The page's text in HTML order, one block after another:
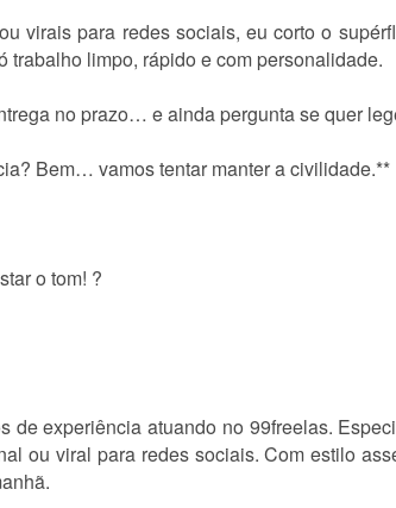
virais para redes sociais, eu corto o
trabalho limpo, rápido e com personalidade.
no prazo… e ainda pergunta se quer
Bem… vamos tentar manter a civilidade.**
o tom! ?
experiência atuando no 99freelas.
ou viral para redes sociais. Com estilo